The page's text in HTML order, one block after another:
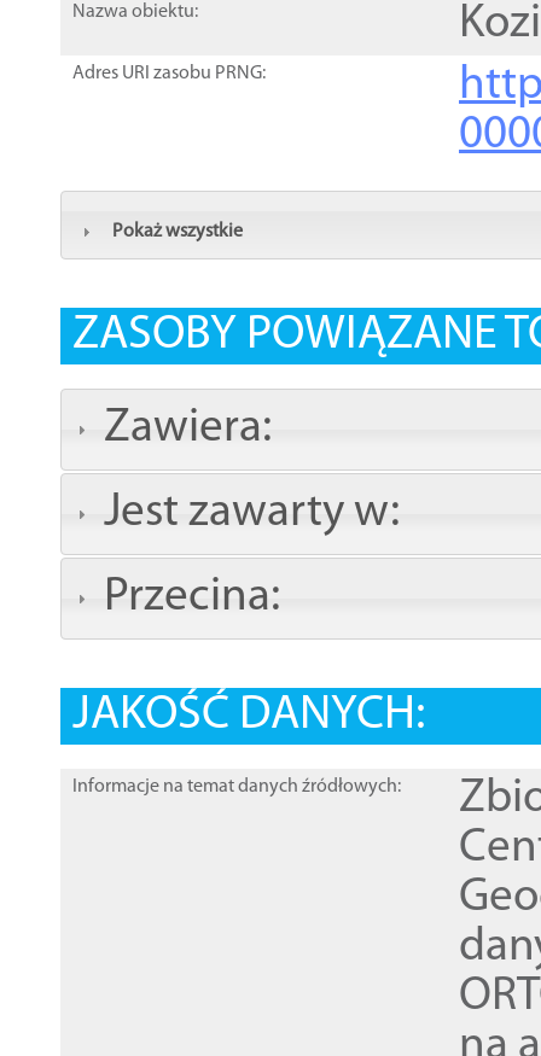
Nazwa obiektu:
Adres URI zasobu PRNG:
Pokaż wszystkie
ZASOBY POWIĄZANE
Zawiera:
Jest zawarty w:
Przecina:
JAKOŚĆ DANYCH:
Informacje na temat danych źródłowych: